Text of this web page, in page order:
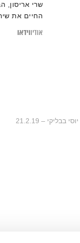
שרי אריסון,
החיים את
אודיווידאו
בבליקי – 21.2.19